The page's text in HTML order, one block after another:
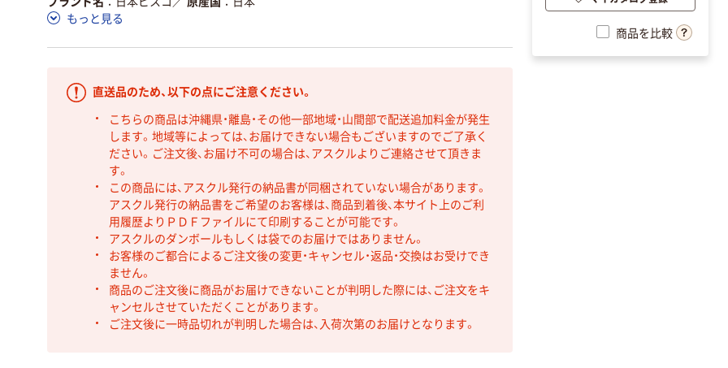
もっと見る
直送品のため、以下の点にご注意ください。
こちらの商品は沖縄県・離島・その他一部地域・山間部で配送追加料金が発生
します。地域等によっては、お届けできない場合もございますのでご了承く
ださい。ご注文後、お届け不可の場合は、アスクルよりご連絡させて頂きま
す。
この商品には、アスクル発行の納品書が同梱されていない場合があります。
アスクル発行の納品書をご希望のお客様は、商品到着後、本サイト上のご利
用履歴よりＰＤＦファイルにて印刷することが可能です。
アスクルのダンボールもしくは袋でのお届けではありません。
お客様のご都合によるご注文後の変更・キャンセル・返品・交換はお受けでき
ません。
商品のご注文後に商品がお届けできないことが判明した際には、ご注文をキ
ャンセルさせていただくことがあります。
ご注文後に一時品切れが判明した場合は、入荷次第のお届けとなります。
商品を比較